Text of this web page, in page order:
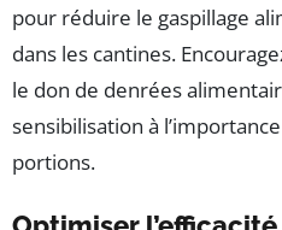
pour réduire le gaspillage
dans les cantines.
le don de denrées
sensibilisation à
portions.